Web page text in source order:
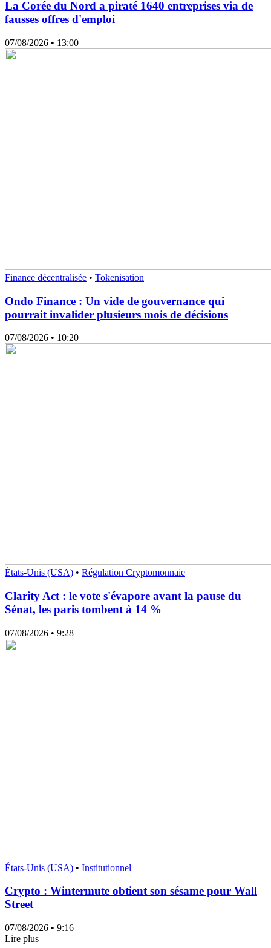
La Corée du Nord a piraté 1640 entreprises via de
fausses offres d'emploi
07/08/2026 • 13:00
Finance décentralisée • Tokenisation
Ondo Finance : Un vide de gouvernance qui
pourrait invalider plusieurs mois de décisions
07/08/2026 • 10:20
États-Unis (USA) • Régulation Cryptomonnaie
Clarity Act : le vote s'évapore avant la pause du
Sénat, les paris tombent à 14 %
07/08/2026 • 9:28
États-Unis (USA) • Institutionnel
Crypto : Wintermute obtient son sésame pour Wall
Street
07/08/2026 • 9:16
Lire plus